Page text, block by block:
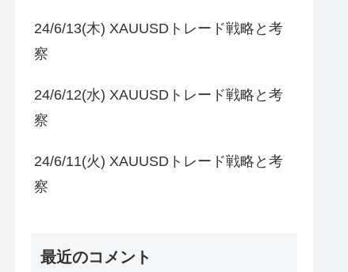
24/6/13(木) XAUUSDトレード戦略と考
察
24/6/12(水) XAUUSDトレード戦略と考
察
24/6/11(火) XAUUSDトレード戦略と考
察
最近のコメント